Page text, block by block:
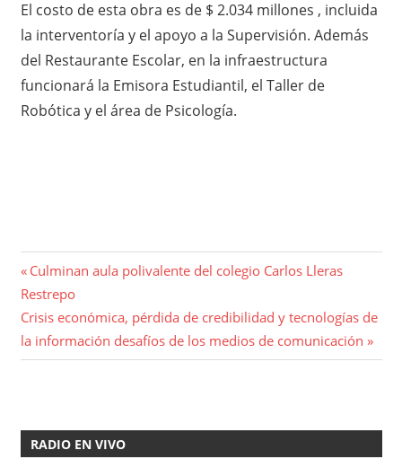
El costo de esta obra es de $ 2.034 millones , incluida
la interventoría y el apoyo a la Supervisión. Además
del Restaurante Escolar, en la infraestructura
funcionará la Emisora Estudiantil, el Taller de
Robótica y el área de Psicología.
Navegación
de
entradas
Entrada
anterior:
Culminan aula polivalente del colegio Carlos Lleras
Restrepo
Entrada
siguiente:
Crisis económica, pérdida de credibilidad y tecnologías de
la información desafíos de los medios de comunicación
RADIO EN VIVO